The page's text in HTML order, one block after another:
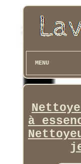
MENU
à